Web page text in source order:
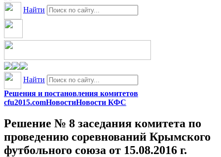
Найти
Найти
Решения и постановления комитетов
cfu2015.comНовостиНовости КФС
Решение № 8 заседания комитета по
проведению соревнований Крымского
футбольного союза от 15.08.2016 г.